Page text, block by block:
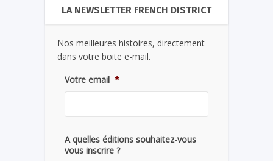
LA NEWSLETTER FRENCH DISTRICT
Nos meilleures histoires, directement
dans votre boite e-mail.
Votre email *
A quelles éditions souhaitez-vous
vous inscrire ?